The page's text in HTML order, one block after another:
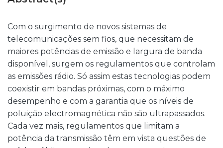
Com o surgimento de novos sistemas de
telecomunicações sem fios, que necessitam de
maiores potências de emissão e largura de banda
disponível, surgem os regulamentos que controlam
as emissões rádio. Só assim estas tecnologias podem
coexistir em bandas próximas, com o máximo
desempenho e com a garantia que os níveis de
poluição electromagnética não são ultrapassados.
Cada vez mais, regulamentos que limitam a
potência da transmissão têm em vista questões de